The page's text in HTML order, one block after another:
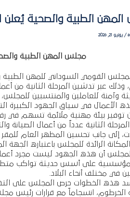
الطبية والصحية يُعلن
/ يونيو 21, 2026
مجلس المهن الطبية
القومي السوداني للمهن الطبية
وذلك عبر تدشين المرحلة الثانية من
وآمنة للعاملين والمنتسبين للمجلس،
الأعمال في سياق الجهود الكبيرة
توفير بيئة مهنية ملائمة تسهم في
الثانية عدداً من أعمال الصيانة
إلى جانب تحسين المظهر العام للمقر
الرائدة للمجلس باعتباره الجهة
أن هذه الجهود ليست مجرد أعمال
على أسس حديثة تواكب
في مختلف أنحاء البلاد.
هذه الخطوات حرص المجلس على
الخرطوم، انسجاماً مع قرارات رئيس